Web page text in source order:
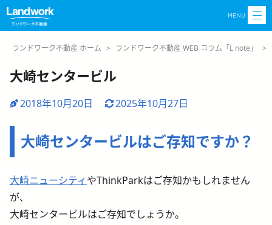
MENU
ランドワーク不動産 ホーム > ランドワーク不動産 WEB コラム「L note」 >
大崎センタービル
2018年10月20日 2025年10月27日
大崎センタービルはご存知ですか？
大崎ニューシティやThinkParkはご存知かもしれません
が、
大崎センタービルはご存知でしょうか。